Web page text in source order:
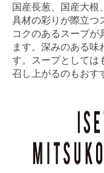
国産長葱、国産大根
具材の彩りが際立つ
コクのあるスープが
ます。深みのある
す。スープとしては
召し上がるのもおす